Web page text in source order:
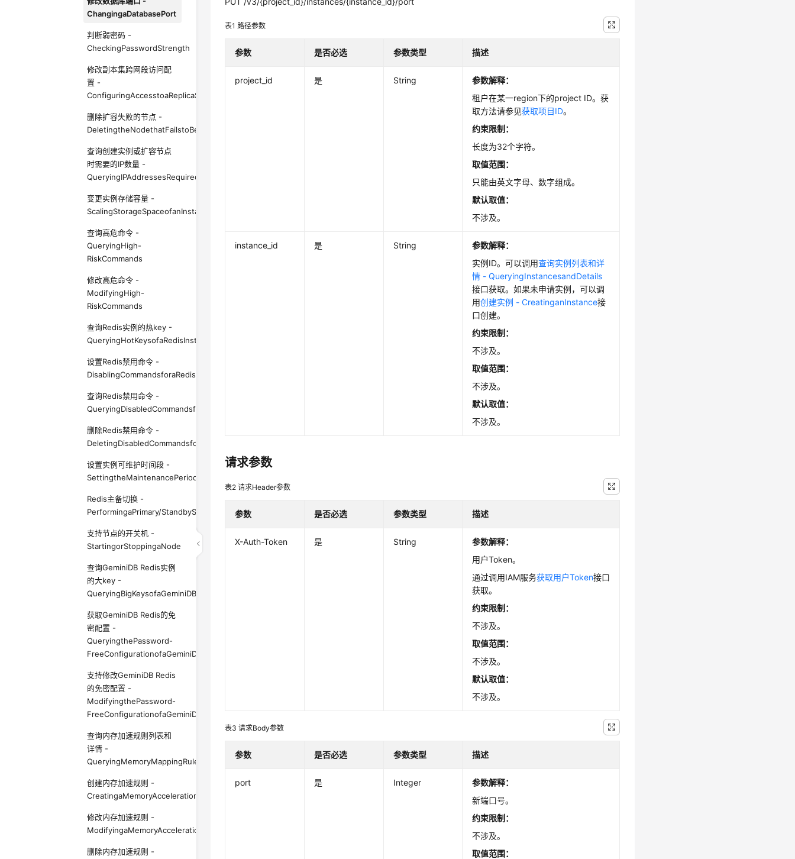
ChangingaDatabasePort
判断弱密码 -
CheckingPasswordStrength
修改副本集跨网段访问配
置 -
ConfiguringAccesstoaReplicaSetAcrossCIDRBlocks
删除扩容失败的节点 -
DeletingtheNodethatFailstoBeAdded
查询创建实例或扩容节点
时需要的IP数量 -
QueryingIPAddressesRequiredforCreatinganInstanceorAddingNodes
变更实例存储容量 -
ScalingStorageSpaceofanInstance
查询高危命令 -
QueryingHigh-
RiskCommands
修改高危命令 -
ModifyingHigh-
RiskCommands
查询Redis实例的热key -
QueryingHotKeysofaRedisInstance
设置Redis禁用命令 -
DisablingCommandsforaRedisInstance
查询Redis禁用命令 -
QueryingDisabledCommandsforaRedisInstance
删除Redis禁用命令 -
DeletingDisabledCommandsforaRedisInstance
设置实例可维护时间段 -
SettingtheMaintenancePeriodofanInstance
Redis主备切换 -
PerformingaPrimary/StandbySwitchover
支持节点的开关机 -
StartingorStoppingaNode
查询GeminiDB Redis实例
的大key -
QueryingBigKeysofaGeminiDBRedisInstance
获取GeminiDB Redis的免
密配置 -
QueryingthePassword-
FreeConfigurationofaGeminiDBRedisInstance
支持修改GeminiDB Redis
的免密配置 -
ModifyingthePassword-
FreeConfigurationofaGeminiDBRedisInstance
查询内存加速规则列表和
详情 -
QueryingMemoryMappingRulesandDetails
创建内存加速规则 -
CreatingaMemoryAccelerationRule
修改内存加速规则 -
ModifyingaMemoryAccelerationRule
删除内存加速规则 -
表1路径参数
参数 是否必选 参数类型 描述
project_id 是 String
参数解释：
租户在某一region下的project ID。获
取方法请参见获取项目ID。
约束限制：
长度为32个字符。
取值范围：
只能由英文字母、数字组成。
默认取值：
不涉及。
instance_id 是 String
参数解释：
实例ID。可以调用查询实例列表和详
情 - QueryingInstancesandDetails
接口获取。如果未申请实例，可以调
用创建实例 - CreatinganInstance接
口创建。
约束限制：
不涉及。
取值范围：
不涉及。
默认取值：
不涉及。
请求参数
表2请求Header参数
参数 是否必选 参数类型 描述
X-Auth-Token 是 String
参数解释：
用户Token。
通过调用IAM服务获取用户Token接口
获取。
约束限制：
不涉及。
取值范围：
不涉及。
默认取值：
不涉及。
表3请求Body参数
参数 是否必选 参数类型 描述
port 是 Integer
参数解释：
新端口号。
约束限制：
不涉及。
取值范围：